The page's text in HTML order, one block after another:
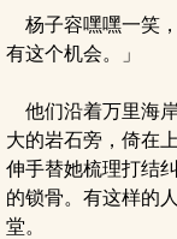
杨子容嘿嘿一笑
有这个机会。」
他们沿着万里海
大的岩石旁，倚在
伸手替她梳理打结
的锁骨。有这样的
堂。